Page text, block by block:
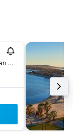
1404 Vacation Road, San Diego, CA, Amerika Syarikat